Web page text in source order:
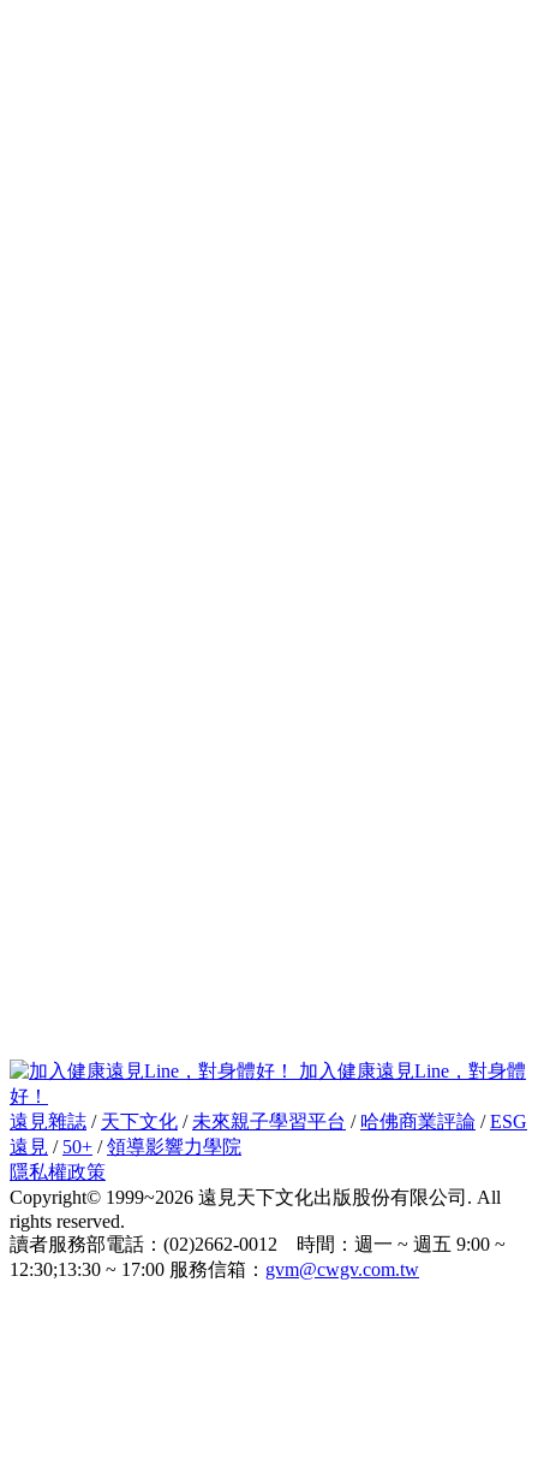
加入健康遠見Line，對身體
好！
遠見雜誌 / 天下文化 / 未來親子學習平台 / 哈佛商業評論 /ESG
遠見 / 50+ /領導影響力學院
隱私權政策
Copyright© 1999~2026 遠見天下文化出版股份有限公司. All
rights reserved.
讀者服務部電話：(02)2662-0012 時間：週一 ~ 週五 9:00 ~
12:30;13:30 ~ 17:00 服務信箱： gvm@cwgv.com.tw